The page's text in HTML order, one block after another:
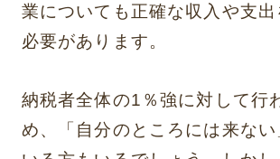
業についても正確な収入や支出
必要があります。
納税者全体の1％強に対して行
め、「自分のところには来ない